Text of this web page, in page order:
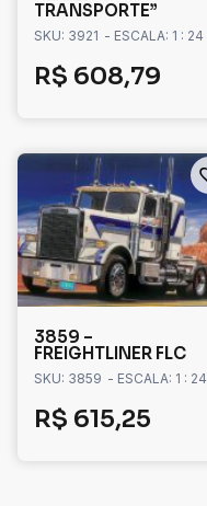
TRANSPORTE”
SKU: 3921 - ESCALA: 1 : 24
R$ 608,79
3859 –
FREIGHTLINER FLC
SKU: 3859 - ESCALA: 1 : 24
R$ 615,25